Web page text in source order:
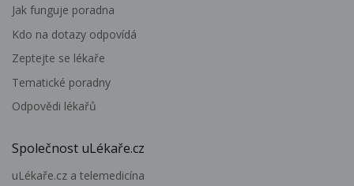
Jak funguje poradna
Kdo na dotazy odpovídá
Zeptejte se lékaře
Tematické poradny
Odpovědi lékařů
Společnost uLékaře.cz
uLékaře.cz a telemedicína